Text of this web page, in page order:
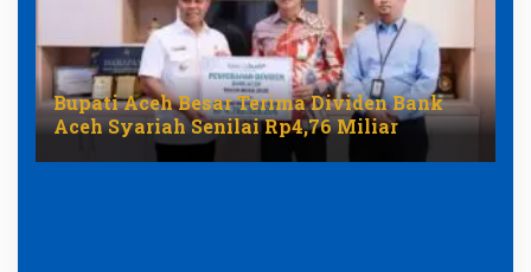
Bupati Aceh Besar Terima Dividen Bank
Aceh Syariah Senilai Rp4,76 Miliar